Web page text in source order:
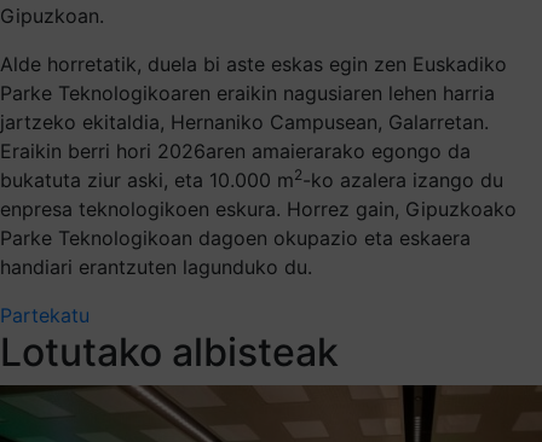
Gipuzkoan.
Alde horretatik, duela bi aste eskas egin zen Euskadiko
Parke Teknologikoaren eraikin nagusiaren lehen harria
jartzeko ekitaldia, Hernaniko Campusean, Galarretan.
Eraikin berri hori 2026aren amaierarako egongo da
bukatuta ziur aski, eta 10.000 m2-ko azalera izango du
enpresa teknologikoen eskura. Horrez gain, Gipuzkoako
Parke Teknologikoan dagoen okupazio eta eskaera
handiari erantzuten lagunduko du.
Partekatu
Lotutako albisteak